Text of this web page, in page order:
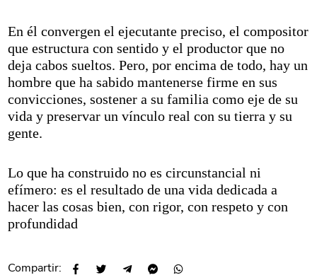
En él convergen el ejecutante preciso, el compositor
que estructura con sentido y el productor que no
deja cabos sueltos. Pero, por encima de todo, hay un
hombre que ha sabido mantenerse firme en sus
convicciones, sostener a su familia como eje de su
vida y preservar un vínculo real con su tierra y su
gente.
Lo que ha construido no es circunstancial ni
efímero: es el resultado de una vida dedicada a
hacer las cosas bien, con rigor, con respeto y con
profundidad
Compartir: